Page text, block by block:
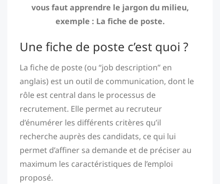
vous faut apprendre le jargon du milieu,
exemple : La fiche de poste.
Une fiche de poste c’est quoi ?
La fiche de poste (ou “job description” en
anglais) est un outil de communication, dont le
rôle est central dans le processus de
recrutement. Elle permet au recruteur
d’énumérer les différents critères qu’il
recherche auprès des candidats, ce qui lui
permet d’affiner sa demande et de préciser au
maximum les caractéristiques de l’emploi
proposé.